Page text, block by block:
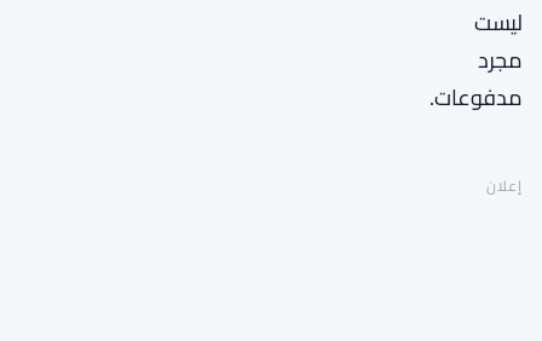
ليست
مجرد
مدفوعات.
إعلان